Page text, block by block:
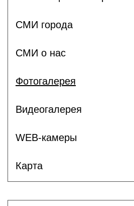
СМИ города
СМИ о нас
Фотогалерея
Видеогалерея
WEB-камеры
Карта